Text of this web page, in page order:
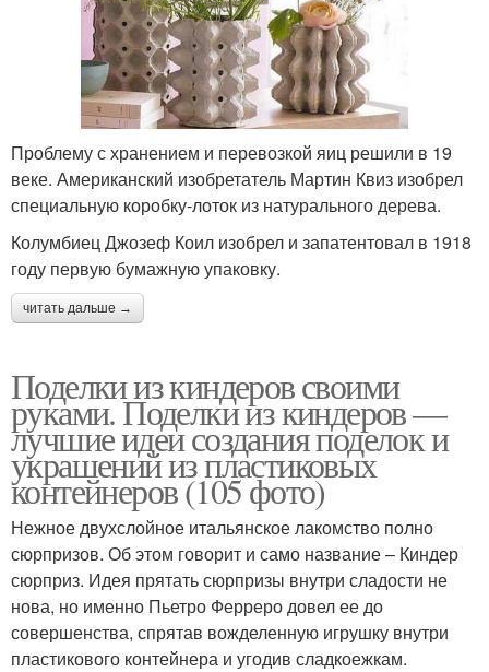
Проблему с хранением и перевозкой яиц решили в 19
веке. Американский изобретатель Мартин Квиз изобрел
специальную коробку-лоток из натурального дерева.
Колумбиец Джозеф Коил изобрел и запатентовал в 1918
году первую бумажную упаковку.
читать дальше →
Поделки из киндеров своими
руками. Поделки из киндеров —
лучшие идеи создания поделок и
украшений из пластиковых
контейнеров (105 фото)
Нежное двухслойное итальянское лакомство полно
сюрпризов. Об этом говорит и само название – Киндер
сюрприз. Идея прятать сюрпризы внутри сладости не
нова, но именно Пьетро Ферреро довел ее до
совершенства, спрятав вожделенную игрушку внутри
пластикового контейнера и угодив сладкоежкам.